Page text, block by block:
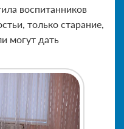
воспитанников
только старание,
могут дать